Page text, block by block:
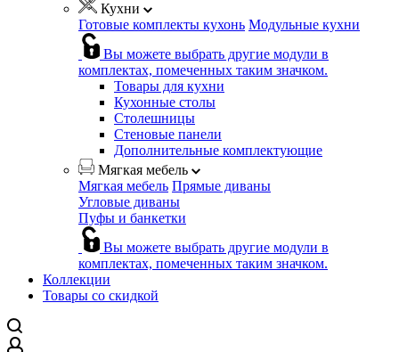
Кухни
Готовые комплекты кухонь Модульные кухни
Вы можете выбрать другие модули в
комплектах, помеченных таким значком.
Товары для кухни
Кухонные столы
Столешницы
Стеновые панели
Дополнительные комплектующие
Мягкая мебель
Мягкая мебель Прямые диваны
Угловые диваны
Пуфы и банкетки
Вы можете выбрать другие модули в
комплектах, помеченных таким значком.
Коллекции
Товары со скидкой